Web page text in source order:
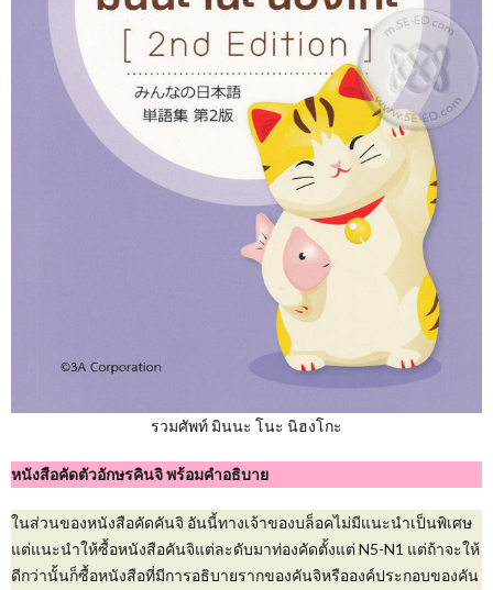
รวมศัพท์ มินนะ โนะ นิฮงโกะ
หนังสือคัดตัวอักษรคินจิ พร้อมคำอธิบาย
ในส่วนของหนังสือคัดคันจิ อันนี้ทางเจ้าของบล็อคไม่มีแนะนำเป็นพิเศษ
แต่แนะนำให้ซื้อหนังสือคันจิแต่ละดับมาท่องคัดตั้งแต่ N5-N1 แต่ถ้าจะให้
ดีกว่านั้นก็ซื้อหนังสือที่มีการอธิบายรากของคันจิหรือองค์ประกอบของคัน